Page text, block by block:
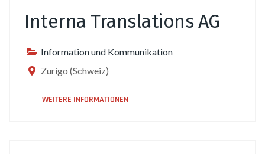
Interna Translations AG
Information und Kommunikation
Zurigo (Schweiz)
WEITERE INFORMATIONEN